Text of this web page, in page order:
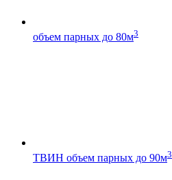
объем парных до 80м3
ТВИН объем парных до 90м3